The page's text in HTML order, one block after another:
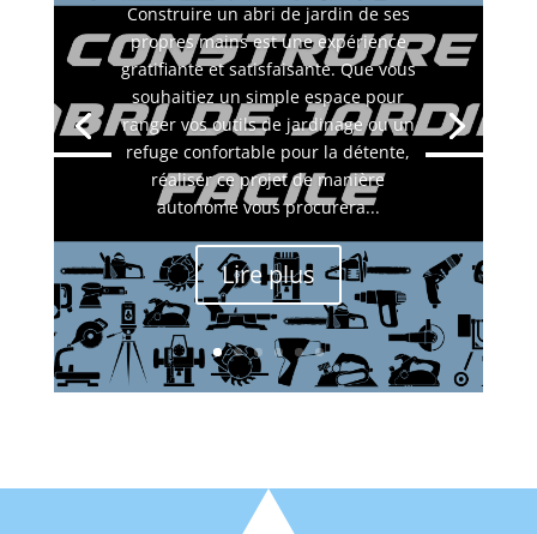
Construire un abri de jardin de ses
propres mains est une expérience
gratifiante et satisfaisante. Que vous
souhaitiez un simple espace pour
ranger vos outils de jardinage ou un
refuge confortable pour la détente,
réaliser ce projet de manière
autonome vous procurera...
Lire plus